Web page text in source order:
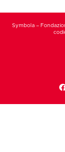
Symbola –